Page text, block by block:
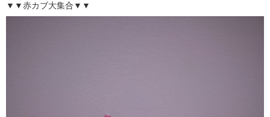
▼▼赤カブ大集合▼▼